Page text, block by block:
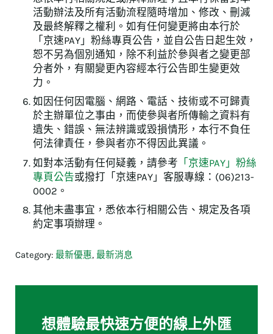
活動辦法及所有活動流程隨時增加、修改、刪減
及最終解釋之權利。如有任何變更將由本行於
「京速PAY」粉絲專頁公告，並自公告日起生效，
恕不另為個別通知，除不利益於參與者之變更部
分者外，有關變更內容經本行公告即生變更效
力。
如因任何因電腦、網路、電話、技術或不可歸責
於主辦單位之事由，而使參與者所傳輸之資料有
遺失、錯誤、無法辨識或毀損情形，本行不負任
何法律責任，參與者亦不得因此異議。
如對本活動有任何疑義，請參考 「京速PAY」粉絲
專頁公告或撥打「京速PAY」客服專線：(06)213-
0002。
其他未盡事宜，悉依本行相關公告、規定及各項
約定事項辦理。
Category: 最新優惠, 最新消息
想體驗最快速方便的線上外匯